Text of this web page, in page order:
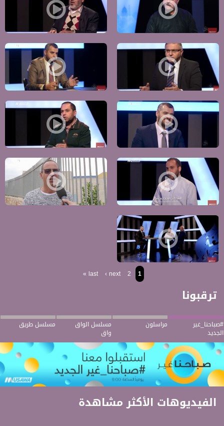
لماذا يقع الطلاق ؟ - الطلاق بين الأديان- الكاملة -ح10- لغة السماء - قناة مساواة الفضائيةلمن الحق الديني والتاريخي في القدس ؟! -الكاملة -ح9 -
ما اهمية القدس من الناحية السياسية والدينية؟! - وعد السماء - الكاملة -ح8 - لغة السماء - مساواة
هل تخطط لمستقبلك ؟كيف يمكن تطبيق
كيف يمكن الحفاظ علي المسجد الأقصى و ما رسالته للعالم ؟ - الكاملة -ح6 - لغة السماء، قناة مساواة الفضائية
كيف المسجد الأقصى صمد في وجه
هل الدين يسمح بإقامة علاقات صداقة بين الجنسين ؟ - صداقة الجنسين- الكاملة -ح4- لغة
من هو المتدين ؟ و كيف يمكن اطلاق
هل وصلنا لحد التخلي عن أصالتنا وعروبتنا؟ - الهوية وعلاقتها مع الدين -ح 2 -لغة السماء - مساواة
1
2
next ›
last »
ترقبونا
#صباحنا_غير
الجديد
مراسلون مسلسل الواق
واق
مسلسل طريق
الفيديوهات الأكثر مشاهدة